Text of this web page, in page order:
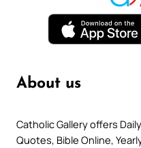
About us
Catholic Gallery offers
Quotes, Bible Online,